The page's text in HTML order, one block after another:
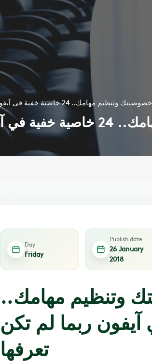
مهامك.. 24 خاصية خفية في آيفون ربما لم تكن تعرفها
تعرفها
Day
Friday
Publish date
26 January
2018
وتنظيم مهامك..
آيفون ربما لم تكن
تعرفها